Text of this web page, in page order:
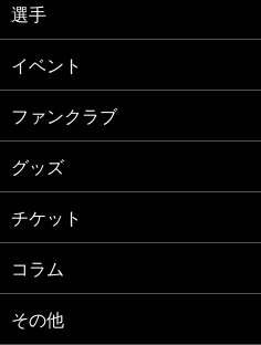
選手
イベント
ファンクラブ
グッズ
チケット
コラム
その他